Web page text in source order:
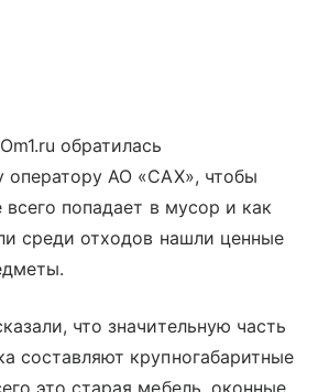
обратилась
оператору АО «САХ», чтобы
всего попадает в мусор и как
среди отходов нашли ценные
что значительную часть
составляют крупногабаритные
это старая мебель, оконные